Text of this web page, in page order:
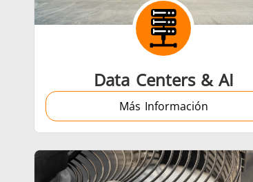
Aeroespacial
Energía verde
Data Centers & AI
Más Información